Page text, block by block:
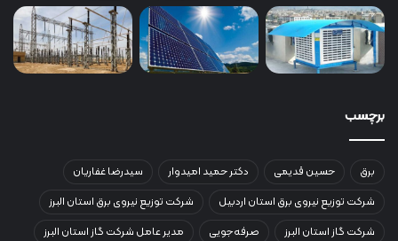
برچسب
برق حسین قدیمی دکتر حمید امیدوار
سیدرضا غفاریان
شرکت توزیع نیروی برق استان اردبیل
شرکت توزیع نیروی برق استان البرز
شرکت گاز استان البرز
صرفه‌جویی
مدیر عامل شرکت گاز استان البرز